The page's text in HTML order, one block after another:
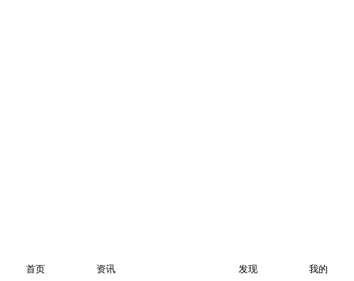
首页 资讯 发现 我的